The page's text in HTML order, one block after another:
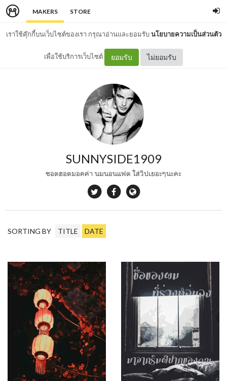
MAKERS STORE
เราใช้คุ๊กกี้บนเว็บไซต์ของเรา กรุณาอ่านและยอมรับนโยบายความเป็นส่วนตัว
เพื่อใช้บริการเว็บไซต์ ยอมรับ ไม่ยอมรับ
SUNNYSIDE1909
ชอตฮอตมอคค่า นมนอนแฟต ใส่วิปเยอะๆนะคะ
SORTING BY TITLE DATE